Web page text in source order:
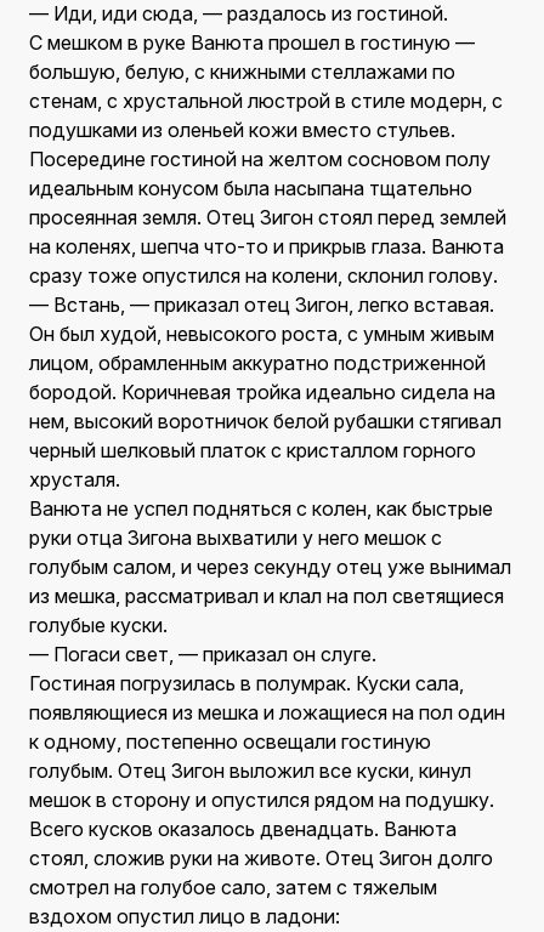
— Иди, иди сюда, — раздалось из гостиной.
С мешком в руке Ванюта прошел в гостиную —
большую, белую, с книжными стеллажами по
стенам, с хрустальной люстрой в стиле модерн, с
подушками из оленьей кожи вместо стульев.
Посередине гостиной на желтом сосновом полу
идеальным конусом была насыпана тщательно
просеянная земля. Отец Зигон стоял перед землей
на коленях, шепча что-то и прикрыв глаза. Ванюта
сразу тоже опустился на колени, склонил голову.
— Встань, — приказал отец Зигон, легко вставая.
Он был худой, невысокого роста, с умным живым
лицом, обрамленным аккуратно подстриженной
бородой. Коричневая тройка идеально сидела на
нем, высокий воротничок белой рубашки стягивал
черный шелковый платок с кристаллом горного
хрусталя.
Ванюта не успел подняться с колен, как быстрые
руки отца Зигона выхватили у него мешок с
голубым салом, и через секунду отец уже вынимал
из мешка, рассматривал и клал на пол светящиеся
голубые куски.
— Погаси свет, — приказал он слуге.
Гостиная погрузилась в полумрак. Куски сала,
появляющиеся из мешка и ложащиеся на пол один
к одному, постепенно освещали гостиную
голубым. Отец Зигон выложил все куски, кинул
мешок в сторону и опустился рядом на подушку.
Всего кусков оказалось двенадцать. Ванюта
стоял, сложив руки на животе. Отец Зигон долго
смотрел на голубое сало, затем с тяжелым
вздохом опустил лицо в ладони: